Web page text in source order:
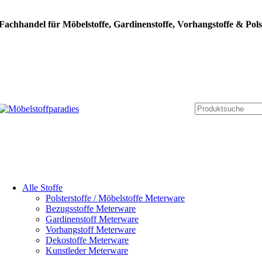
für Möbelstoffe, Gardinenstoffe, Vorhangstoffe &
Alle Stoffe
Polsterstoffe / Möbelstoffe Meterware
Bezugsstoffe Meterware
Gardinenstoff Meterware
Vorhangstoff Meterware
Dekostoffe Meterware
Kunstleder Meterware